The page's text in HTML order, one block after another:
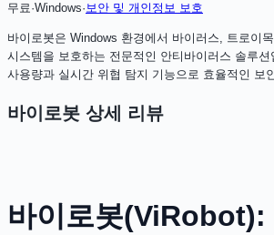
무료·Windows·보안 및 개인정보 보호
바이로봇은 Windows 환경에서 바이러스, 트로이
시스템을 보호하는 전문적인 안티바이러스 솔루
사용량과 실시간 위협 탐지 기능으로 효율적인 보
바이로봇 상세 리뷰
바이로봇(ViRobot):